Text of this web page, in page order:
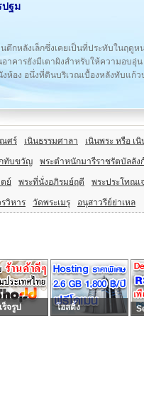
ปฐม
นตึกหลังเล็กซึ่งเคยเป็นที่ประทับในฤดู
าคารยังมีเตาผิงสำหรับให้ความอบอุ่
อง อนึ่งที่ดินบริเวณเบื้องหลังทับแก้
ณศร์ เนินธรรมศาลา เนินพระ หรือ เ
ทับขวัญ พระตำหนักมารีราชรัตบัลลัง
ย์ พระที่นั่งอภิรมย์ฤดี พระประโทณเ
วิหาร วัดพระเมรุ อนุสาวรีย์ย่าเหล
ร็จรูป โฮสติ้ง